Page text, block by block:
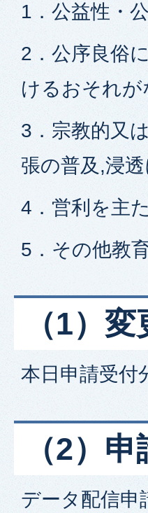
1．公益性・
2．公序良俗
けるおそれが
3．宗教的又
張の普及,浸透
4．営利を主
5．その他教
（1）
本日申請受付
（2）
データ配信申